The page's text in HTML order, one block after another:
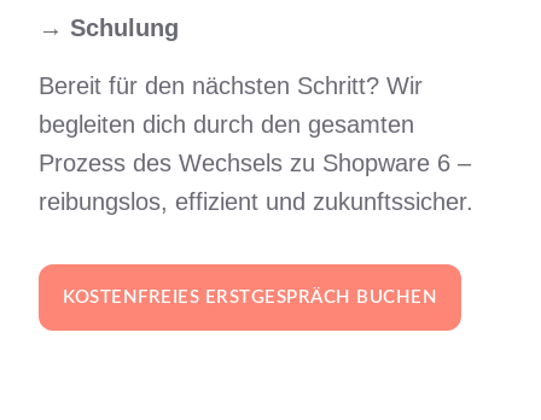
→ Schulung
Bereit für den nächsten Schritt? Wir
begleiten dich durch den gesamten
Prozess des Wechsels zu Shopware 6 –
reibungslos, effizient und zukunftssicher.
KOSTENFREIES ERSTGESPRÄCH BUCHEN